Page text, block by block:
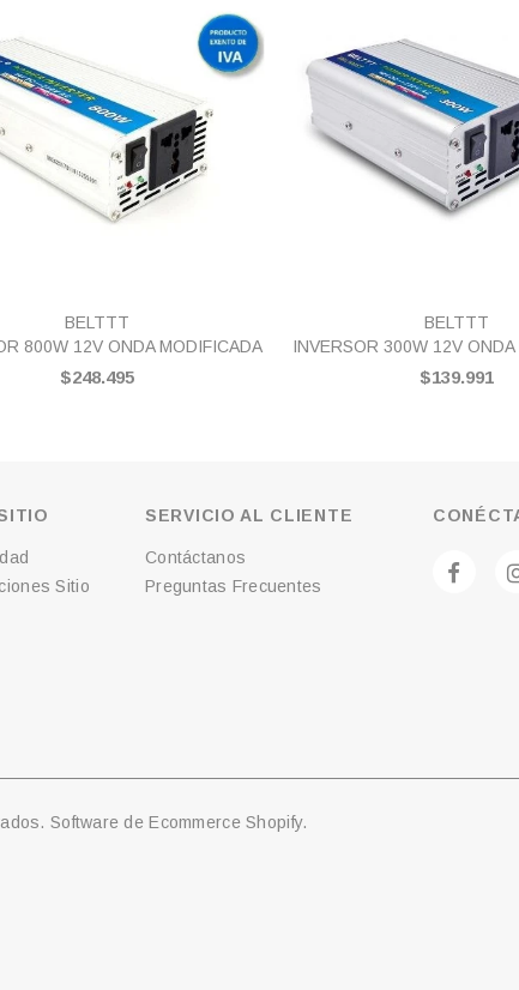
BELTTT
800W 12V ONDA MODIFICADA
$248.495
BELTTT
INVERSOR 300W 12V ONDA
$139.991
Sitio
SERVICIO AL CLIENTE
Contáctanos
Preguntas Frecuentes
Software de Ecommerce Shopify.